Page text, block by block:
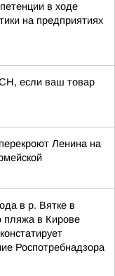
в ходе
на предприятиях
если ваш товар
Ленина на
в р. Вятке в
пляжа в Кирове
Роспотребнадзора